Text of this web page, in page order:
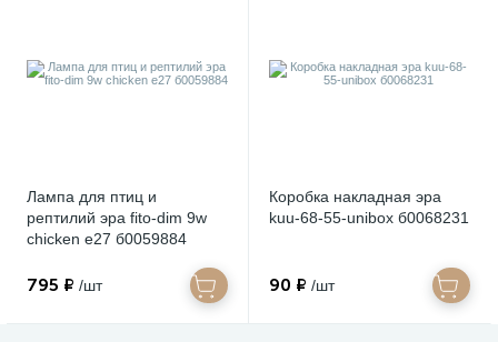
Лампа для птиц и
рептилий эра fito-dim 9w
chicken e27 б0059884
795 ₽ /шт
Коробка накладная эра
kuu-68-55-unibox б0068231
90 ₽ /шт